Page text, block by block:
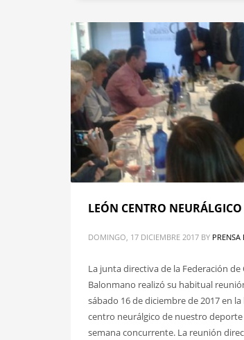
LEÓN CENTRO
DOMINGO, 17 DICIEMBRE 2017 BY PRENSA
La junta directiva de la Federación de
Balonmano realizó su habitual
sábado 16 de diciembre de 2017 en
centro neurálgico de nuestro
semana concurrente. La reunión